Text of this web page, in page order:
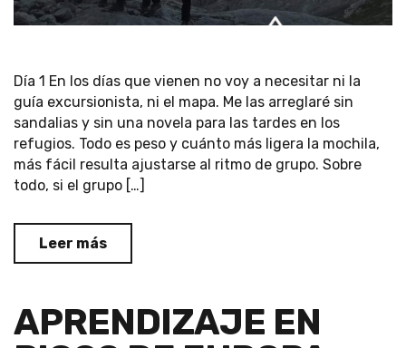
Día 1 En los días que vienen no voy a necesitar ni la
guía excursionista, ni el mapa. Me las arreglaré sin
sandalias y sin una novela para las tardes en los
refugios. Todo es peso y cuánto más ligera la mochila,
más fácil resulta ajustarse al ritmo de grupo. Sobre
todo, si el grupo […]
Leer más
APRENDIZAJE EN